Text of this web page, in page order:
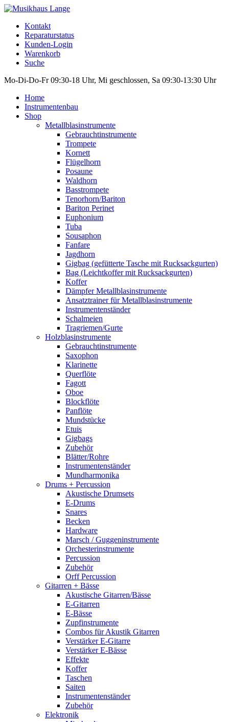
Kontakt
Reparaturstatus
Kunden-Login
Warenkorb
Suche
Mo-Di-Do-Fr 09:30-18 Uhr, Mi geschlossen, Sa 09:30-13:30 Uhr
Home
Instrumentenbau
Shop
Metallblasinstrumente
Gebrauchtinstrumente
Trompete
Kornett
Flügelhorn
Posaune
Waldhorn
Basstrompete
Tenorhorn/Bariton
Bariton Perinet
Euphonium
Tuba
Sousaphon
Fanfare
Jagdhorn
Gigbag (gefütterte Tasche mit Rucksackgurten)
Bag (Leichtkoffer mit Rucksackgurten)
Koffer
Dämpfer Metallblasinstrumente
Ansatztrainer für Metallblasinstrumente
Instrumentenständer
Schalmeien
Tragriemen/Gurte
Holzblasinstrumente
Gebrauchtinstrumente
Saxophon
Klarinette
Querflöte
Fagott
Oboe
Blockflöte
Panflöte
Mundstücke
Etuis
Gigbags
Zubehör
Blätter/Rohre
Instrumentenständer
Mundharmonika
Drums + Percussion
Akustische Drumsets
E-Drums
Snares
Becken
Hardware
Marsch / Guggeninstrumente
Orchesterinstrumente
Percussion
Zubehör
Orff Percussion
Gitarren + Bässe
Akustische Gitarren/Bässe
E-Gitarren
E-Bässe
Zupfinstrumente
Combos für Akustik Gitarren
Verstärker E-Gitarre
Verstärker E-Bässe
Effekte
Koffer
Taschen
Saiten
Instrumentenständer
Zubehör
Elektronik